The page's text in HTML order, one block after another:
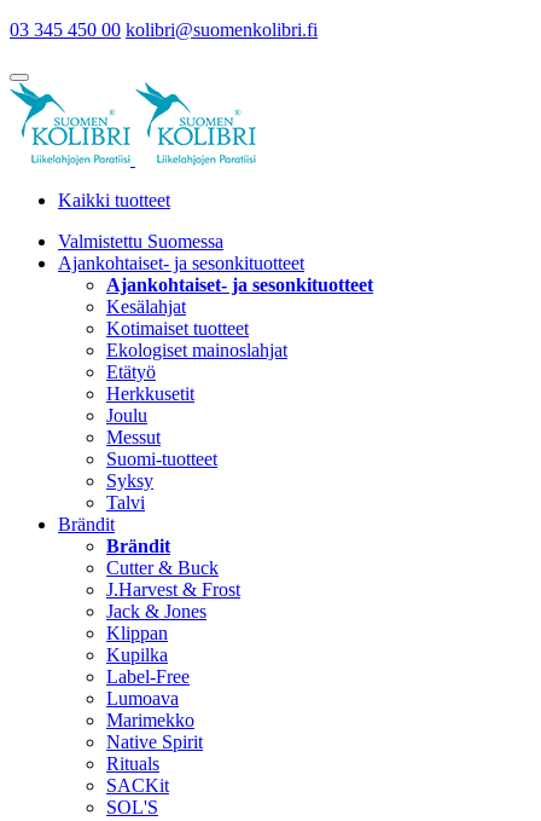
03 345 450 00 kolibri@suomenkolibri.fi
Kaikki tuotteet
Valmistettu Suomessa
Ajankohtaiset- ja sesonkituotteet
Ajankohtaiset- ja sesonkituotteet
Kesälahjat
Kotimaiset tuotteet
Ekologiset mainoslahjat
Etätyö
Herkkusetit
Joulu
Messut
Suomi-tuotteet
Syksy
Talvi
Brändit
Brändit
Cutter & Buck
J.Harvest & Frost
Jack & Jones
Klippan
Kupilka
Label-Free
Lumoava
Marimekko
Native Spirit
Rituals
SACKit
SOL'S